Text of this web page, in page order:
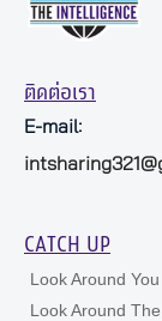
ติดต่อเรา
E-mail:
CATCH UP
Look Around You
Look Around